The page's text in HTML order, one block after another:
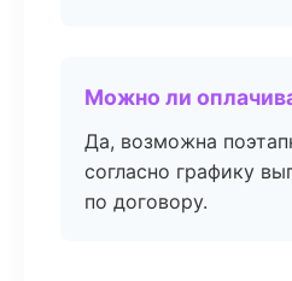
Можно ли
Да, возможна
согласно графику
по договору.